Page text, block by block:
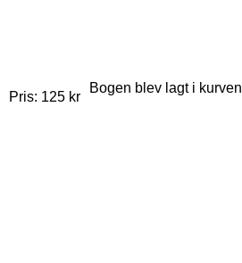
Pris: 125 kr
Bogen blev lagt i kurven